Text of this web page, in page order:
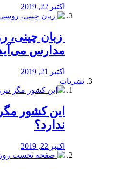
اکتبر 22, 2019
زبان چینی،
مدارس
اکتبر 21, 2019
نشریات
این کشور
ندارد؟
اکتبر 22, 2019